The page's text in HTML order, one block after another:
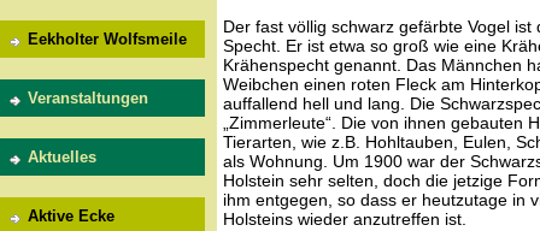
Eekholter Wolfsmeile
Veranstaltungen
Aktuelles
Aktive Ecke
Der fast völlig schwarz gefärbte Vogel
Specht. Er ist etwa so groß wie eine
Krähenspecht genannt. Das Männchen
Weibchen einen roten Fleck am
auffallend hell und lang. Die
„Zimmerleute“. Die von ihnen gebauten
Tierarten, wie z.B. Hohltauben, Eulen,
als Wohnung. Um 1900 war der
Holstein sehr selten, doch die jetzige
ihm entgegen, so dass er heutzutage in
Holsteins wieder anzutreffen ist.